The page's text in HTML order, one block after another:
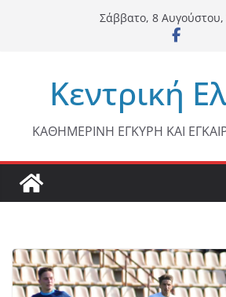
Σάββατο, 8 Αυγούστου,
Κεντρική
ΚΑΘΗΜΕΡΙΝΗ ΕΓΚΥΡΗ ΚΑΙ